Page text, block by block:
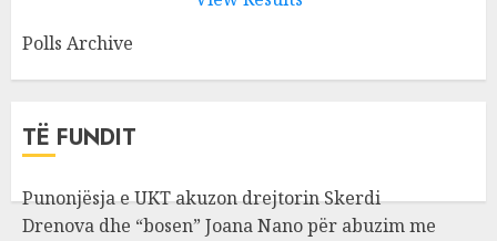
Polls Archive
TË FUNDIT
Punonjësja e UKT akuzon drejtorin Skerdi
Drenova dhe “bosen” Joana Nano për abuzim me